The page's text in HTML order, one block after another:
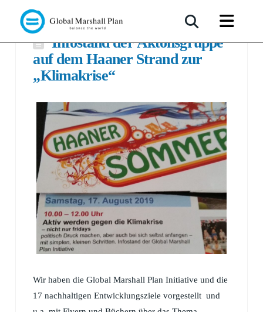
Infostand der Aktonsgruppe
auf dem Haaner Strand zur
„Klimakrise“
Wir haben die Global Marshall Plan Initiative und die
17 nachhaltigen Entwicklungsziele vorgestellt und